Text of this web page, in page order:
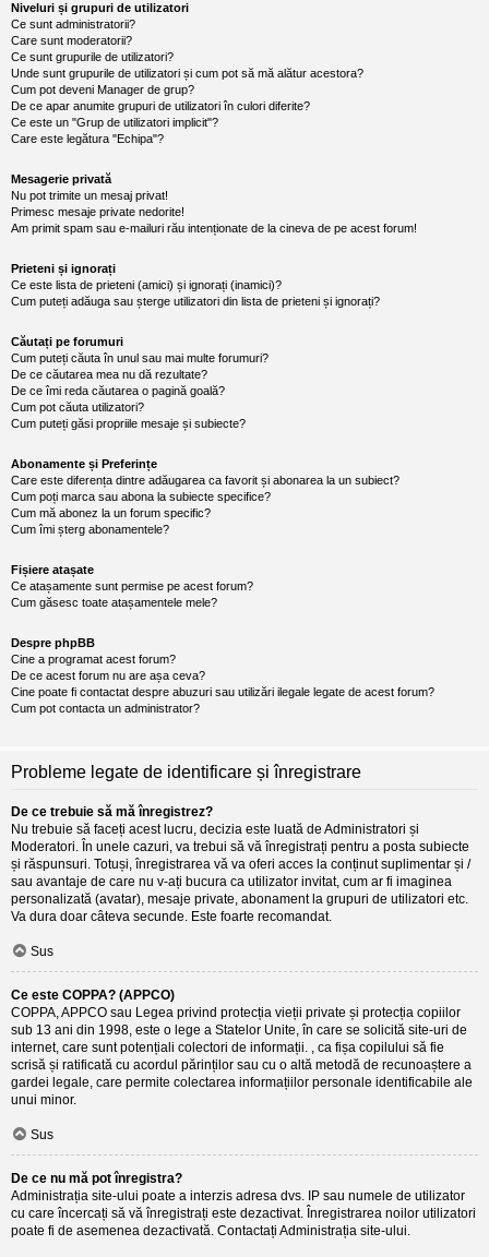
r
u
l
o
t
e
d
i
n
m
a
n
i
Niveluri și grupuri de utilizatori
Ce sunt administratorii?
Care sunt moderatorii?
Ce sunt grupurile de utilizatori?
Unde sunt grupurile de utilizatori și cum pot să mă alătur acestora?
Cum pot deveni Manager de grup?
De ce apar anumite grupuri de utilizatori în culori diferite?
Ce este un "Grup de utilizatori implicit"?
Care este legătura "Echipa"?
Mesagerie privată
Nu pot trimite un mesaj privat!
Primesc mesaje private nedorite!
Am primit spam sau e-mailuri rău intenționate de la cineva de pe acest forum!
Prieteni și ignorați
Ce este lista de prieteni (amici) și ignorați (inamici)?
Cum puteți adăuga sau șterge utilizatori din lista de prieteni și ignorați?
Căutați pe forumuri
Cum puteți căuta în unul sau mai multe forumuri?
De ce căutarea mea nu dă rezultate?
De ce îmi reda căutarea o pagină goală?
Cum pot căuta utilizatori?
Cum puteți găsi propriile mesaje și subiecte?
Abonamente și Preferințe
Care este diferența dintre adăugarea ca favorit și abonarea la un subiect?
Cum poți marca sau abona la subiecte specifice?
Cum mă abonez la un forum specific?
Cum îmi șterg abonamentele?
Fișiere atașate
Ce atașamente sunt permise pe acest forum?
Cum găsesc toate atașamentele mele?
Despre phpBB
Cine a programat acest forum?
De ce acest forum nu are așa ceva?
Cine poate fi contactat despre abuzuri sau utilizări ilegale legate de acest forum?
Cum pot contacta un administrator?
Probleme legate de identificare și înregistrare
De ce trebuie să mă înregistrez?
Nu trebuie să faceți acest lucru, decizia este luată de Administratori și
Moderatori. În unele cazuri, va trebui să vă înregistrați pentru a posta subiecte
și răspunsuri. Totuși, înregistrarea vă va oferi acces la conținut suplimentar și /
sau avantaje de care nu v-ați bucura ca utilizator invitat, cum ar fi imaginea
personalizată (avatar), mesaje private, abonament la grupuri de utilizatori etc.
Va dura doar câteva secunde. Este foarte recomandat.
Sus
Ce este COPPA? (APPCO)
COPPA, APPCO sau Legea privind protecția vieții private și protecția copiilor
sub 13 ani din 1998, este o lege a Statelor Unite, în care se solicită site-uri de
internet, care sunt potențiali colectori de informații. , ca fișa copilului să fie
scrisă și ratificată cu acordul părinților sau cu o altă metodă de recunoaștere a
gardei legale, care permite colectarea informațiilor personale identificabile ale
unui minor.
Sus
De ce nu mă pot înregistra?
Administrația site-ului poate a interzis adresa dvs. IP sau numele de utilizator
cu care încercați să vă înregistrați este dezactivat. Înregistrarea noilor utilizatori
poate fi de asemenea dezactivată. Contactați Administrația site-ului.